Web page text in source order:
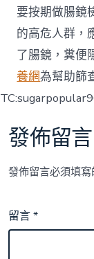
要按期做腸鏡
的高危人群，
了腸鏡，糞便
養網為幫助篩
發佈留言
發佈留言必須填
留言*